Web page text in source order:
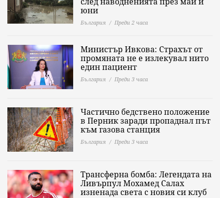
юни
България Преди 2 часа
Министър Ивкова: Страхът от
промяната не е излекувал нито
един пациент
България Преди 3 часа
Частично бедствено положение
в Перник заради пропаднал път
към газова станция
България Преди 3 часа
Трансферна бомба: Легендата на
Ливърпул Мохамед Салах
изненада света с новия си клуб